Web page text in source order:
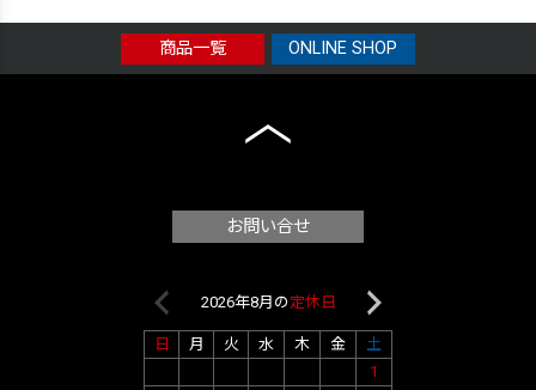
商品一覧 ONLINE SHOP
お問い合せ
2026年8月の 定休日
日 月 火 水 木 金
土
1